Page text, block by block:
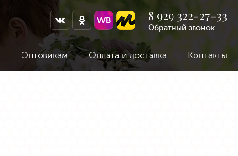
8 929 322-27-33
Обратный звонок
Оптовикам Оплата и доставка Контакты